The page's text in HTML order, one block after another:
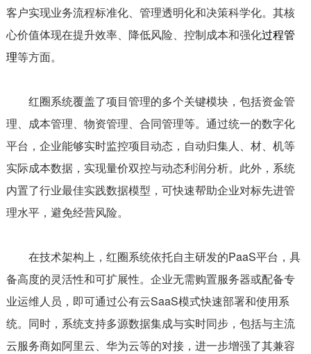
客户实现业务流程标准化、管理透明化和决策科学化。其核
心价值体现在提升效率、降低风险、控制成本和强化过程管
理等方面。
红圈系统覆盖了项目管理的多个关键模块，包括资金管
理、成本管理、物资管理、合同管理等。通过统一的数字化
平台，企业能够实时监控项目动态，自动归集人、材、机等
实际成本数据，实现量价双控与动态利润分析。此外，系统
内置了行业最佳实践数据模型，可快速帮助企业对标先进管
理水平，避免经营风险。
在技术架构上，红圈系统依托自主研发的PaaS平台，具
备高度的灵活性和可扩展性。企业无需购置服务器或配备专
业运维人员，即可通过公有云SaaS模式快速部署和使用系
统。同时，系统支持多源数据集成与实时同步，包括与主流
云服务商如阿里云、华为云等的对接，进一步增强了其兼容